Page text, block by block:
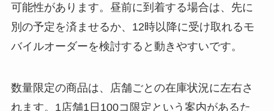
可能性があります。昼前に到着する場合は、先に
別の予定を済ませるか、12時以降に受け取れるモ
バイルオーダーを検討すると動きやすいです。
数量限定の商品は、店舗ごとの在庫状況に左右さ
れます。1店舗1日100コ限定という案内があるた